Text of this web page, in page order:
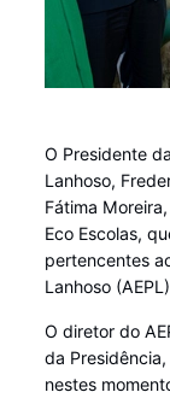
O Presidente
Lanhoso,
Fátima
Eco Escolas,
pertencentes
Lanhoso
O diretor do
da
nestes